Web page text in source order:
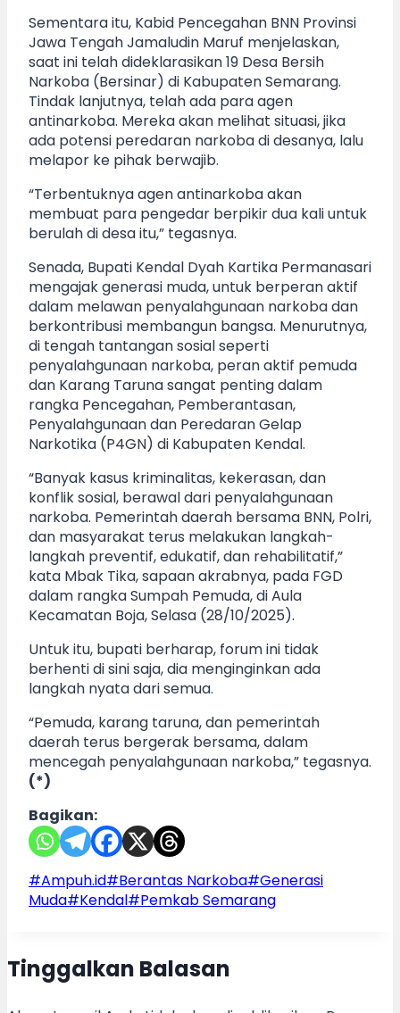
Sementara itu, Kabid Pencegahan BNN Provinsi
Jawa Tengah Jamaludin Maruf menjelaskan,
saat ini telah dideklarasikan 19 Desa Bersih
Narkoba (Bersinar) di Kabupaten Semarang.
Tindak lanjutnya, telah ada para agen
antinarkoba. Mereka akan melihat situasi, jika
ada potensi peredaran narkoba di desanya, lalu
melapor ke pihak berwajib.
“Terbentuknya agen antinarkoba akan
membuat para pengedar berpikir dua kali untuk
berulah di desa itu,” tegasnya.
Senada, Bupati Kendal Dyah Kartika Permanasari
mengajak generasi muda, untuk berperan aktif
dalam melawan penyalahgunaan narkoba dan
berkontribusi membangun bangsa. Menurutnya,
di tengah tantangan sosial seperti
penyalahgunaan narkoba, peran aktif pemuda
dan Karang Taruna sangat penting dalam
rangka Pencegahan, Pemberantasan,
Penyalahgunaan dan Peredaran Gelap
Narkotika (P4GN) di Kabupaten Kendal.
“Banyak kasus kriminalitas, kekerasan, dan
konflik sosial, berawal dari penyalahgunaan
narkoba. Pemerintah daerah bersama BNN, Polri,
dan masyarakat terus melakukan langkah-
langkah preventif, edukatif, dan rehabilitatif,”
kata Mbak Tika, sapaan akrabnya, pada FGD
dalam rangka Sumpah Pemuda, di Aula
Kecamatan Boja, Selasa (28/10/2025).
Untuk itu, bupati berharap, forum ini tidak
berhenti di sini saja, dia menginginkan ada
langkah nyata dari semua.
“Pemuda, karang taruna, dan pemerintah
daerah terus bergerak bersama, dalam
mencegah penyalahgunaan narkoba,” tegasnya.
(*)
Bagikan:
Post
Tags:
#Ampuh.id#Berantas Narkoba#Generasi
Muda#Kendal#Pemkab Semarang
Tinggalkan Balasan